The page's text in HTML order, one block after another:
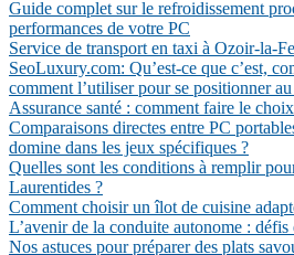
Guide complet sur le refroidissement
performances de votre PC
Service de transport en taxi à Ozoir-la-
SeoLuxury.com: Qu’est-ce que c’est,
comment l’utiliser pour se positionner
Assurance santé : comment faire le
Comparaisons directes entre PC
domine dans les jeux spécifiques ?
Quelles sont les conditions à remplir
Laurentides ?
Comment choisir un îlot de cuisine
L’avenir de la conduite autonome : défis
Nos astuces pour préparer des plats